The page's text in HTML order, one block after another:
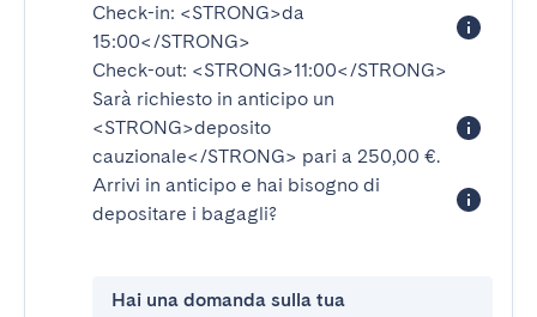
Check-in: <STRONG>da
15:00</STRONG>
Check-out: <STRONG>11:00</STRONG>
Sarà richiesto in anticipo un
<STRONG>deposito
cauzionale</STRONG> pari a 250,00 €.
Arrivi in anticipo e hai bisogno di
depositare i bagagli?
Hai una domanda sulla tua